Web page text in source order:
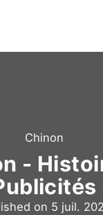
Chinon
-
on 5 juil.